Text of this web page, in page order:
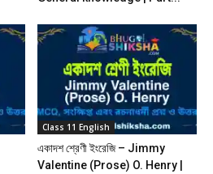
Class 11 English
একাদশ শ্রেণী ইংরেজি – Jimmy
Valentine (Prose) O. Henry |